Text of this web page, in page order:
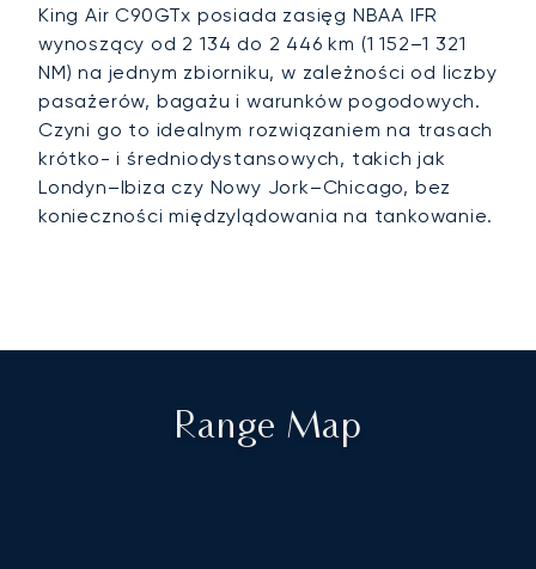
King Air C90GTx posiada zasięg NBAA IFR
wynoszący od 2 134 do 2 446 km (1 152–1 321
NM) na jednym zbiorniku, w zależności od liczby
pasażerów, bagażu i warunków pogodowych.
Czyni go to idealnym rozwiązaniem na trasach
krótko- i średniodystansowych, takich jak
Londyn–Ibiza czy Nowy Jork–Chicago, bez
konieczności międzylądowania na tankowanie.
Range Map